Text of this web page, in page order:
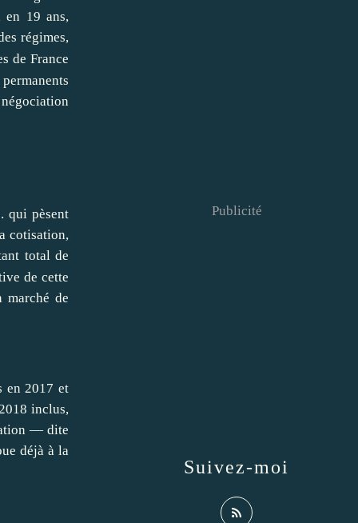
en 19 ans,
régimes,
de France
qui pèsent
cotisation,
total de
de cette
marché de
en 2017 et
inclus,
— dite
déjà à la
Suivez-moi
Publicité